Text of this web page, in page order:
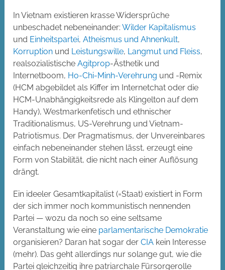
In Vietnam existieren krasse Widersprüche
unbeschadet nebeneinander:Wilder Kapitalismus
und Einheitspartei,Atheismus und Ahnenkult,
Korruption und Leistungswille, Langmut und Fleiss,
realsozialistischeAgitprop-Ästhetik und
Internetboom, Ho-Chi-Minh-Verehrung und -Remix
(HCM abgebildet als Kiffer im Internetchat oder die
HCM-Unabhängigkeitsrede als Klingelton auf dem
Handy), Westmarkenfetisch und ethnischer
Traditionalismus, US-Verehrung und Vietnam-
Patriotismus. Der Pragmatismus, der Unvereinbares
einfach nebeneinander stehen lässt, erzeugt eine
Form von Stabilität, die nicht nach einer Auflösung
drängt.
Ein ideeler Gesamtkapitalist (=Staat) existiert in Form
der sich immer noch kommunistisch nennenden
Partei — wozu da noch so eine seltsame
Veranstaltung wie eine parlamentarische Demokratie
organisieren? Daran hat sogar derCIA kein Interesse
(mehr). Das geht allerdings nur solange gut, wie die
Partei gleichzeitig ihre patriarchale Fürsorgerolle